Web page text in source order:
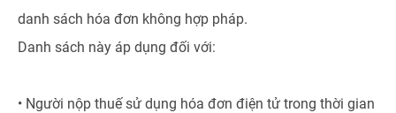
danh sách hóa đơn không hợp pháp.
Danh sách này áp dụng đối với:
• Người nộp thuế sử dụng hóa đơn điện tử trong thời gian